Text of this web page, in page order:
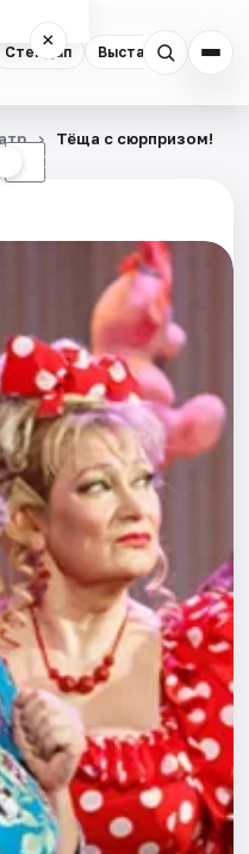
Стендап Выставки
×
☾
Тёща с сюрпризом!